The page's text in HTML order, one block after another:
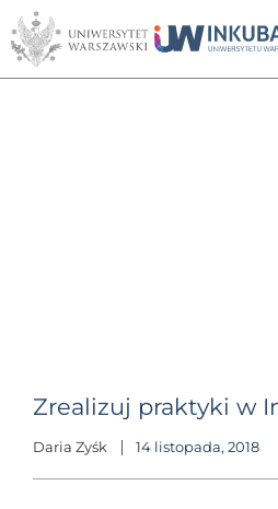
Zrealizuj praktyki w
Daria Zyśk 14 listopada, 2018